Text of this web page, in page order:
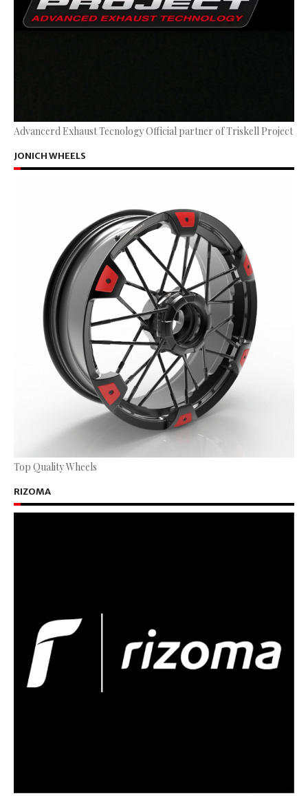
Advancerd Exhaust Tecnology Official partner of Triskell Project
JONICH WHEELS
Top Quality Wheels
RIZOMA